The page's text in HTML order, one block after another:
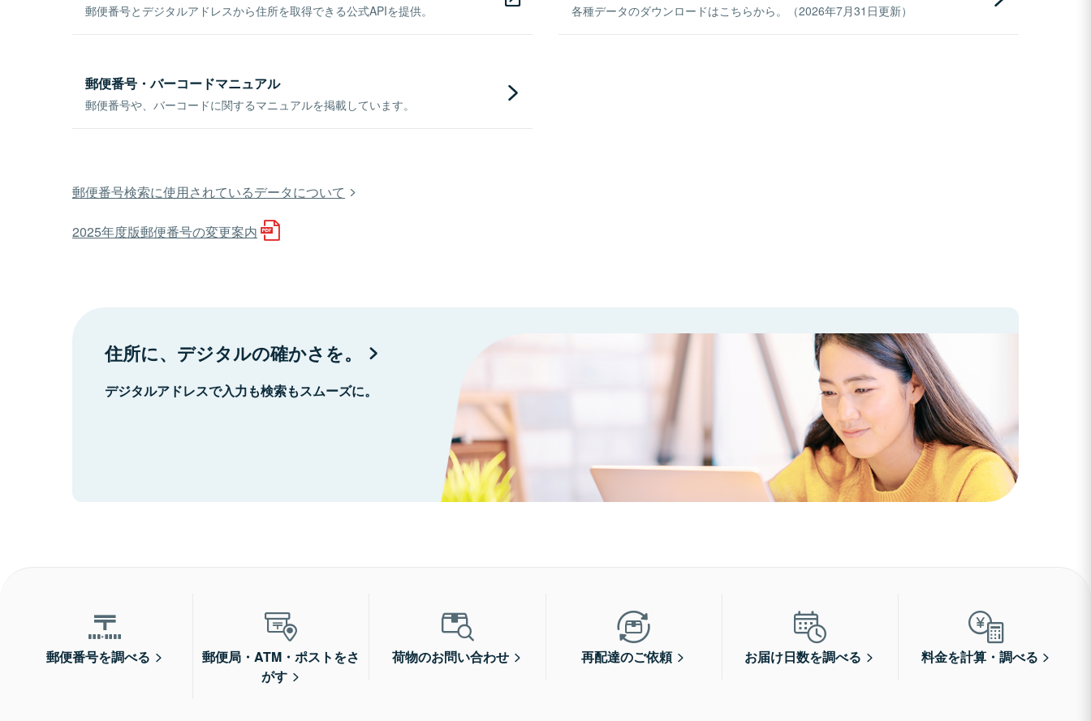
郵便番号とデジタルアドレスから住所を取得できる公式APIを提供。 各種データのダウンロードはこちらから。（2026年7月31日更新）
郵便番号・バーコードマニュアル
郵便番号や、バーコードに関するマニュアルを掲載しています。
郵便番号検索に使用されているデータについて
2025年度版郵便番号の変更案内
住所に、デジタルの確かさを。
デジタルアドレスで入力も検索もスムーズに。
郵便番号を調べる
郵便局・ATM・ポストをさ
がす
荷物のお問い合わせ 再配達のご依頼 お届け日数を調べる 料金を計算・調べる